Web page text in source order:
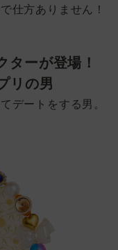
仕方ありません！
ターが登場！
リの男
デートをする男。